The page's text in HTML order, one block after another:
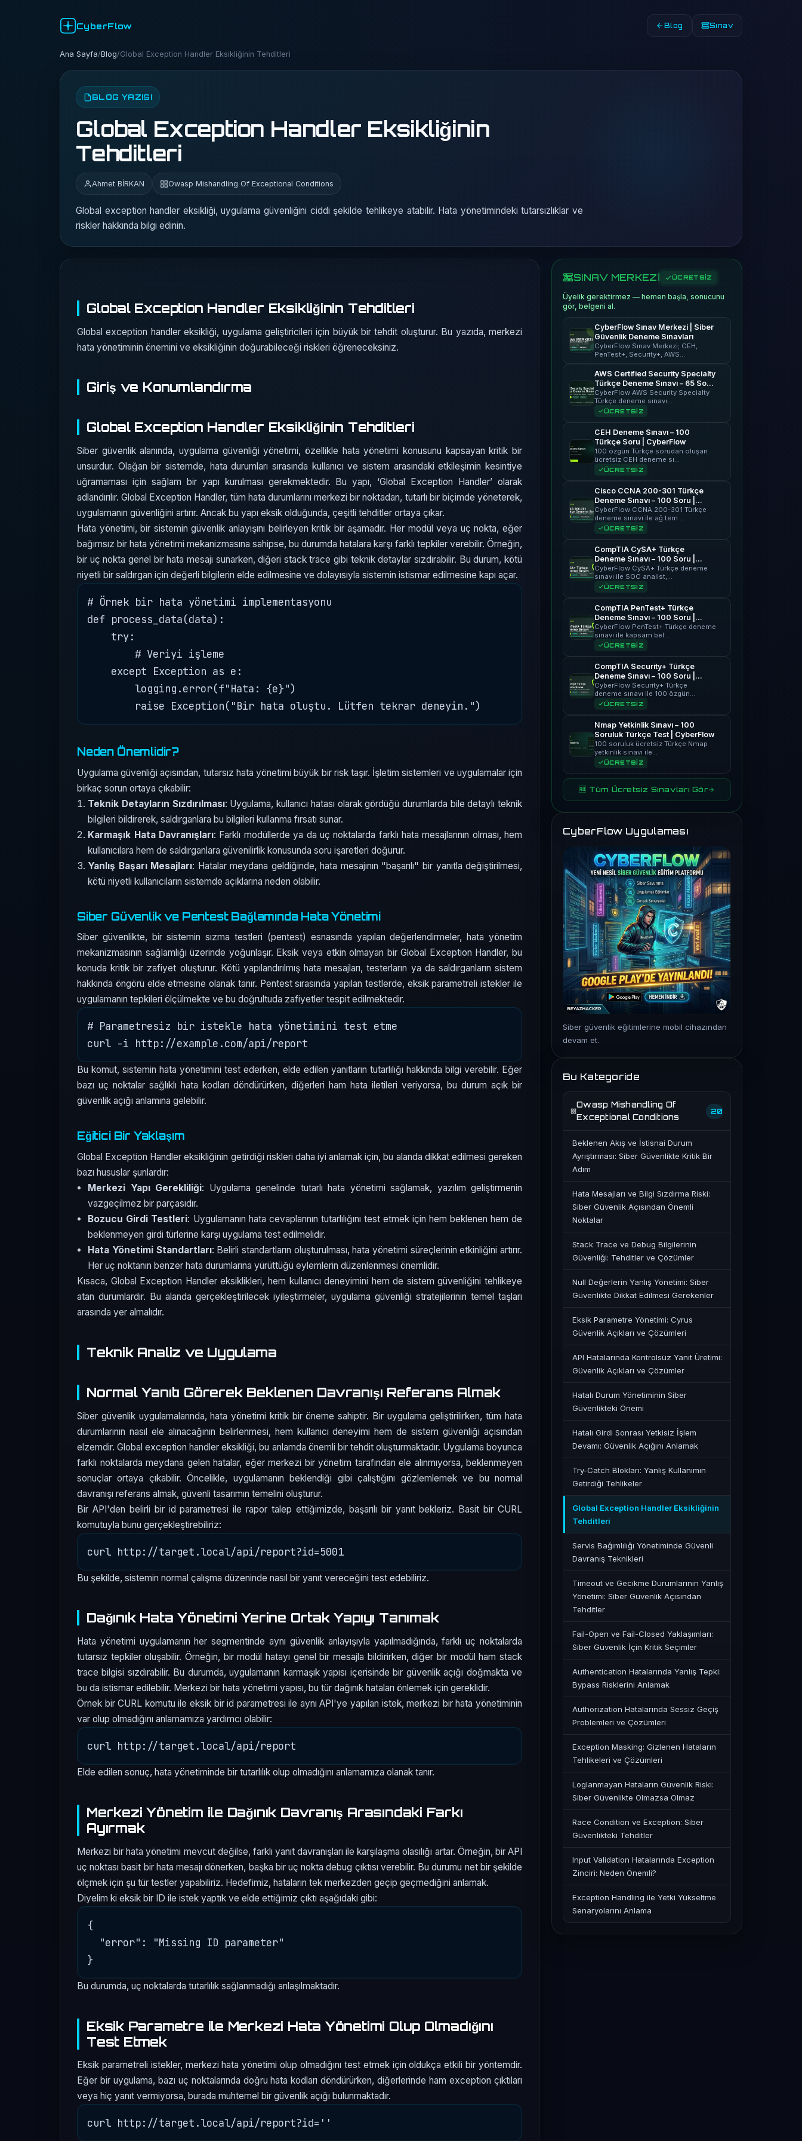
CyberFlow Blog Sınav
Ana Sayfa/Blog/Global Exception Handler Eksikliğinin Tehditleri
BLOG YAZISI
Global Exception Handler Eksikliğinin
Tehditleri
Ahmet BİRKAN Owasp Mishandling Of Exceptional Conditions
Global exception handler eksikliği, uygulama güvenliğini ciddi şekilde tehlikeye atabilir. Hata yönetimindeki tutarsızlıklar ve
riskler hakkında bilgi edinin.
Global Exception Handler Eksikliğinin Tehditleri
Global exception handler eksikliği, uygulama geliştiricileri için büyük bir tehdit oluşturur. Bu yazıda, merkezi
hata yönetiminin önemini ve eksikliğinin doğurabileceği riskleri öğreneceksiniz.
Giriş ve Konumlandırma
Global Exception Handler Eksikliğinin Tehditleri
Siber güvenlik alanında, uygulama güvenliği yönetimi, özellikle hata yönetimi konusunu kapsayan kritik bir
unsurdur. Olağan bir sistemde, hata durumları sırasında kullanıcı ve sistem arasındaki etkileşimin kesintiye
uğramaması için sağlam bir yapı kurulması gerekmektedir. Bu yapı, ‘Global Exception Handler’ olarak
adlandırılır. Global Exception Handler, tüm hata durumlarını merkezi bir noktadan, tutarlı bir biçimde yöneterek,
uygulamanın güvenliğini artırır. Ancak bu yapı eksik olduğunda, çeşitli tehditler ortaya çıkar.
Hata yönetimi, bir sistemin güvenlik anlayışını belirleyen kritik bir aşamadır. Her modül veya uç nokta, eğer
bağımsız bir hata yönetimi mekanizmasına sahipse, bu durumda hatalara karşı farklı tepkiler verebilir. Örneğin,
bir uç nokta genel bir hata mesajı sunarken, diğeri stack trace gibi teknik detaylar sızdırabilir. Bu durum, kötü
niyetli bir saldırgan için değerli bilgilerin elde edilmesine ve dolayısıyla sistemin istismar edilmesine kapı açar.
# Örnek bir hata yönetimi implementasyonu
def process_data(data):
    try:
        # Veriyi işleme
    except Exception as e:
        logging.error(f"Hata: {e}")
Neden Önemlidir?
Uygulama güvenliği açısından, tutarsız hata yönetimi büyük bir risk taşır. İşletim sistemleri ve uygulamalar için
birkaç sorun ortaya çıkabilir:
Teknik Detayların Sızdırılması: Uygulama, kullanıcı hatası olarak gördüğü durumlarda bile detaylı teknik
bilgileri bildirerek, saldırganlara bu bilgileri kullanma fırsatı sunar.
Karmaşık Hata Davranışları: Farklı modüllerde ya da uç noktalarda farklı hata mesajlarının olması, hem
kullanıcılara hem de saldırganlara güvenilirlik konusunda soru işaretleri doğurur.
Yanlış Başarı Mesajları: Hatalar meydana geldiğinde, hata mesajının "başarılı" bir yanıtla değiştirilmesi,
kötü niyetli kullanıcıların sistemde açıklarına neden olabilir.
Siber Güvenlik ve Pentest Bağlamında Hata Yönetimi
Siber güvenlikte, bir sistemin sızma testleri (pentest) esnasında yapılan değerlendirmeler, hata yönetim
mekanizmasının sağlamlığı üzerinde yoğunlaşır. Eksik veya etkin olmayan bir Global Exception Handler, bu
konuda kritik bir zafiyet oluşturur. Kötü yapılandırılmış hata mesajları, testerların ya da saldırganların sistem
hakkında öngörü elde etmesine olanak tanır. Pentest sırasında yapılan testlerde, eksik parametreli istekler ile
uygulamanın tepkileri ölçülmekte ve bu doğrultuda zafiyetler tespit edilmektedir.
# Parametresiz bir istekle hata yönetimini test etme
Bu komut, sistemin hata yönetimini test ederken, elde edilen yanıtların tutarlılığı hakkında bilgi verebilir. Eğer
bazı uç noktalar sağlıklı hata kodları döndürürken, diğerleri ham hata iletileri veriyorsa, bu durum açık bir
güvenlik açığı anlamına gelebilir.
Eğitici Bir Yaklaşım
Global Exception Handler eksikliğinin getirdiği riskleri daha iyi anlamak için, bu alanda dikkat edilmesi gereken
bazı hususlar şunlardır:
Merkezi Yapı Gerekliliği: Uygulama genelinde tutarlı hata yönetimi sağlamak, yazılım geliştirmenin
vazgeçilmez bir parçasıdır.
Bozucu Girdi Testleri: Uygulamanın hata cevaplarının tutarlılığını test etmek için hem beklenen hem de
beklenmeyen girdi türlerine karşı uygulama test edilmelidir.
Hata Yönetimi Standartları: Belirli standartların oluşturulması, hata yönetimi süreçlerinin etkinliğini artırır.
Her uç noktanın benzer hata durumlarına yürüttüğü eylemlerin düzenlenmesi önemlidir.
Kısaca, Global Exception Handler eksiklikleri, hem kullanıcı deneyimini hem de sistem güvenliğini tehlikeye
atan durumlardır. Bu alanda gerçekleştirilecek iyileştirmeler, uygulama güvenliği stratejilerinin temel taşları
arasında yer almalıdır.
Teknik Analiz ve Uygulama
Normal Yanıtı Görerek Beklenen Davranışı Referans Almak
Siber güvenlik uygulamalarında, hata yönetimi kritik bir öneme sahiptir. Bir uygulama geliştirilirken, tüm hata
durumlarının nasıl ele alınacağının belirlenmesi, hem kullanıcı deneyimi hem de sistem güvenliği açısından
elzemdir. Global exception handler eksikliği, bu anlamda önemli bir tehdit oluşturmaktadır. Uygulama boyunca
farklı noktalarda meydana gelen hatalar, eğer merkezi bir yönetim tarafından ele alınmıyorsa, beklenmeyen
sonuçlar ortaya çıkabilir. Öncelikle, uygulamanın beklendiği gibi çalıştığını gözlemlemek ve bu normal
davranışı referans almak, güvenli tasarımın temelini oluşturur.
Bir API'den belirli bir id parametresi ile rapor talep ettiğimizde, başarılı bir yanıt bekleriz. Basit bir CURL
komutuyla bunu gerçekleştirebiliriz:
Bu şekilde, sistemin normal çalışma düzeninde nasıl bir yanıt vereceğini test edebiliriz.
Dağınık Hata Yönetimi Yerine Ortak Yapıyı Tanımak
Hata yönetimi uygulamanın her segmentinde aynı güvenlik anlayışıyla yapılmadığında, farklı uç noktalarda
tutarsız tepkiler oluşabilir. Örneğin, bir modül hatayı genel bir mesajla bildirirken, diğer bir modül ham stack
trace bilgisi sızdırabilir. Bu durumda, uygulamanın karmaşık yapısı içerisinde bir güvenlik açığı doğmakta ve
bu da istismar edilebilir. Merkezi bir hata yönetimi yapısı, bu tür dağınık hataları önlemek için gereklidir.
Örnek bir CURL komutu ile eksik bir id parametresi ile aynı API'ye yapılan istek, merkezi bir hata yönetiminin
var olup olmadığını anlamamıza yardımcı olabilir:
Elde edilen sonuç, hata yönetiminde bir tutarlılık olup olmadığını anlamamıza olanak tanır.
Merkezi Yönetim ile Dağınık Davranış Arasındaki Farkı
Ayırmak
Merkezi bir hata yönetimi mevcut değilse, farklı yanıt davranışları ile karşılaşma olasılığı artar. Örneğin, bir API
uç noktası basit bir hata mesajı dönerken, başka bir uç nokta debug çıktısı verebilir. Bu durumu net bir şekilde
ölçmek için şu tür testler yapabiliriz. Hedefimiz, hataların tek merkezden geçip geçmediğini anlamak.
Diyelim ki eksik bir ID ile istek yaptık ve elde ettiğimiz çıktı aşağıdaki gibi:
{
  "error": "Missing ID parameter"
Bu durumda, uç noktalarda tutarlılık sağlanmadığı anlaşılmaktadır.
Eksik Parametre ile Merkezi Hata Yönetimi Olup Olmadığını
Test Etmek
Eksik parametreli istekler, merkezi hata yönetimi olup olmadığını test etmek için oldukça etkili bir yöntemdir.
Eğer bir uygulama, bazı uç noktalarında doğru hata kodları döndürürken, diğerlerinde ham exception çıktıları
veya hiç yanıt vermiyorsa, burada muhtemel bir güvenlik açığı bulunmaktadır.
SINAV MERKEZİ ÜCRETSİZ
Üyelik gerektirmez — hemen başla, sonucunu
gör, belgeni al.
CyberFlow Sınav Merkezi | Siber
Güvenlik Deneme Sınavları
CyberFlow Sınav Merkezi; CEH,
PenTest+, Security+, AWS…
AWS Certified Security Specialty
Türkçe Deneme Sınavı – 65 Soru
| CyberFlow
CyberFlow AWS Security Specialty
Türkçe deneme sınavı…
ÜCRETSİZ
CEH Deneme Sınavı – 100
Türkçe Soru | CyberFlow
100 özgün Türkçe sorudan oluşan
ücretsiz CEH deneme sı…
ÜCRETSİZ
Cisco CCNA 200-301 Türkçe
Deneme Sınavı – 100 Soru |
CyberFlow
CyberFlow CCNA 200-301 Türkçe
deneme sınavı ile ağ tem…
ÜCRETSİZ
CompTIA CySA+ Türkçe
Deneme Sınavı – 100 Soru |
CyberFlow
CyberFlow CySA+ Türkçe deneme
sınavı ile SOC analist,…
ÜCRETSİZ
CompTIA PenTest+ Türkçe
Deneme Sınavı – 100 Soru |
CyberFlow
CyberFlow PenTest+ Türkçe deneme
sınavı ile kapsam bel…
ÜCRETSİZ
CompTIA Security+ Türkçe
Deneme Sınavı – 100 Soru |
CyberFlow
CyberFlow Security+ Türkçe
deneme sınavı ile 100 özgün…
ÜCRETSİZ
Nmap Yetkinlik Sınavı – 100
Soruluk Türkçe Test | CyberFlow
100 soruluk ücretsiz Türkçe Nmap
yetkinlik sınavı ile…
ÜCRETSİZ
🆓 Tüm Ücretsiz Sınavları Gör
CyberFlow Uygulaması
Siber güvenlik eğitimlerine mobil cihazından
devam et.
Bu Kategoride
Owasp Mishandling Of
Exceptional Conditions
20
Beklenen Akış ve İstisnai Durum
Ayrıştırması: Siber Güvenlikte Kritik Bir
Adım
Hata Mesajları ve Bilgi Sızdırma Riski:
Siber Güvenlik Açısından Önemli
Noktalar
Stack Trace ve Debug Bilgilerinin
Güvenliği: Tehditler ve Çözümler
Null Değerlerin Yanlış Yönetimi: Siber
Güvenlikte Dikkat Edilmesi Gerekenler
Eksik Parametre Yönetimi: Cyrus
Güvenlik Açıkları ve Çözümleri
API Hatalarında Kontrolsüz Yanıt Üretimi:
Güvenlik Açıkları ve Çözümler
Hatalı Durum Yönetiminin Siber
Güvenlikteki Önemi
Hatalı Girdi Sonrası Yetkisiz İşlem
Devamı: Güvenlik Açığını Anlamak
Try-Catch Blokları: Yanlış Kullanımın
Getirdiği Tehlikeler
Global Exception Handler Eksikliğinin
Tehditleri
Servis Bağımlılığı Yönetiminde Güvenli
Davranış Teknikleri
Timeout ve Gecikme Durumlarının Yanlış
Yönetimi: Siber Güvenlik Açısından
Tehditler
Fail-Open ve Fail-Closed Yaklaşımları:
Siber Güvenlik İçin Kritik Seçimler
Authentication Hatalarında Yanlış Tepki:
Bypass Risklerini Anlamak
Authorization Hatalarında Sessiz Geçiş
Problemleri ve Çözümleri
Exception Masking: Gizlenen Hataların
Tehlikeleri ve Çözümleri
Loglanmayan Hataların Güvenlik Riski:
Siber Güvenlikte Olmazsa Olmaz
Race Condition ve Exception: Siber
Güvenlikteki Tehditler
Input Validation Hatalarında Exception
Zinciri: Neden Önemli?
Exception Handling ile Yetki Yükseltme
Senaryolarını Anlama